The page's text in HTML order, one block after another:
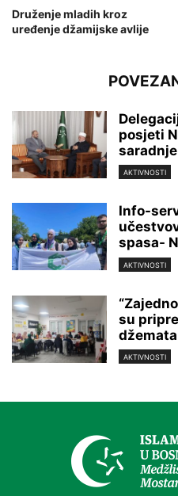
Druženje mladih kroz
uređenje džamijske avlije
posjeti
AKTIVNOSTI
Info-
spasa-
AKTIVNOSTI
su
AKTIVNOSTI